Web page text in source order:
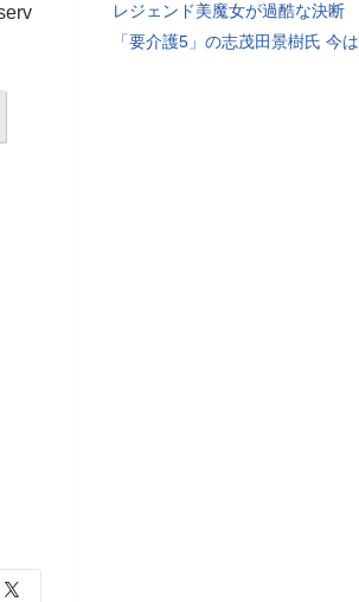
レジェンド美魔女が過酷な決断
「要介護5」の志茂田景樹氏 今は